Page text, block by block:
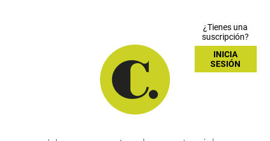
¿Tienes una
suscripción?
INICIA
SESIÓN